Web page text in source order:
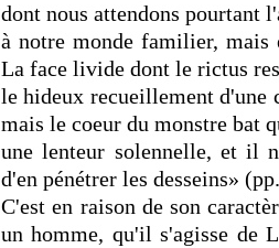
dont nous attendons pourtant
à notre monde familier,
La face livide dont le rictus
le hideux recueillement d'une
mais le coeur du monstre bat
une lenteur solennelle, et il
d'en pénétrer les desseins»
C'est en raison de son
un homme, qu'il s'agisse de